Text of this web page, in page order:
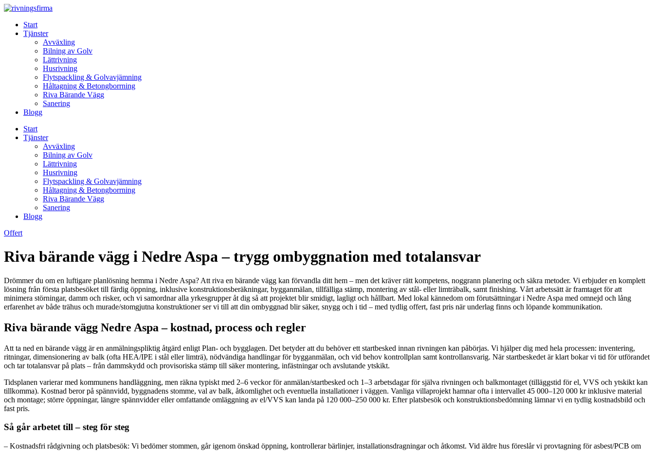
Skip
contentStart
Tjänster
Avväxling
Bilning av Golv
Lättrivning
Husrivning
Flytspackling & Golvavjämning
Håltagning & Betongborrning
Riva Bärande Vägg
Sanering
Blogg
Start
Tjänster
Avväxling
Bilning av Golv
Lättrivning
Husrivning
Flytspackling & Golvavjämning
Håltagning & Betongborrning
Riva Bärande Vägg
Sanering
Blogg
Offert
Riva bärande vägg i Nedre Aspa – trygg ombyggnation med totalansvar
Drömmer du om en luftigare planlösning hemma i Nedre Aspa? Att riva en bärande vägg kan förvandla ditt hem – men det kräver rätt kompetens, noggrann planering och säkra metoder. Vi erbjuder en komplett
lösning från första platsbesöket till färdig öppning, inklusive konstruktionsberäkningar, bygganmälan, tillfälliga stämp, montering av stål- eller limträbalk, samt finishing. Vårt arbetssätt är framtaget för att
minimera störningar, damm och risker, och vi samordnar alla yrkesgrupper åt dig så att projektet blir smidigt, lagligt och hållbart. Med lokal kännedom om förutsättningar i Nedre Aspa med omnejd och lång
erfarenhet av både trähus och murade/stomgjutna konstruktioner ser vi till att din ombyggnad blir säker, snygg och i tid – med tydlig offert, fast pris när underlag finns och löpande kommunikation.
Riva bärande vägg Nedre Aspa – kostnad, process och regler
Att ta ned en bärande vägg är en anmälningspliktig åtgärd enligt Plan- och bygglagen. Det betyder att du behöver ett startbesked innan rivningen kan påbörjas. Vi hjälper dig med hela processen: inventering,
ritningar, dimensionering av balk (ofta HEA/IPE i stål eller limträ), nödvändiga handlingar för bygganmälan, och vid behov kontrollplan samt kontrollansvarig. När startbeskedet är klart bokar vi tid för utförandet
och tar totalansvar på plats – från dammskydd och provisoriska stämp till säker montering, infästningar och avslutande ytskikt.
Tidsplanen varierar med kommunens handläggning, men räkna typiskt med 2–6 veckor för anmälan/startbesked och 1–3 arbetsdagar för själva rivningen och balkmontaget (tilläggstid för el, VVS och ytskikt kan
tillkomma). Kostnad beror på spännvidd, byggnadens stomme, val av balk, åtkomlighet och eventuella installationer i väggen. Vanliga villaprojekt hamnar ofta i intervallet 45 000–120 000 kr inklusive material
och montage; större öppningar, längre spännvidder eller omfattande omläggning av el/VVS kan landa på 120 000–250 000 kr. Efter platsbesök och konstruktionsbedömning lämnar vi en tydlig kostnadsbild och
fast pris.
Så går arbetet till – steg för steg
– Kostnadsfri rådgivning och platsbesök: Vi bedömer stommen, går igenom önskad öppning, kontrollerar bärlinjer, installationsdragningar och åtkomst. Vid äldre hus föreslår vi provtagning för asbest/PCB om